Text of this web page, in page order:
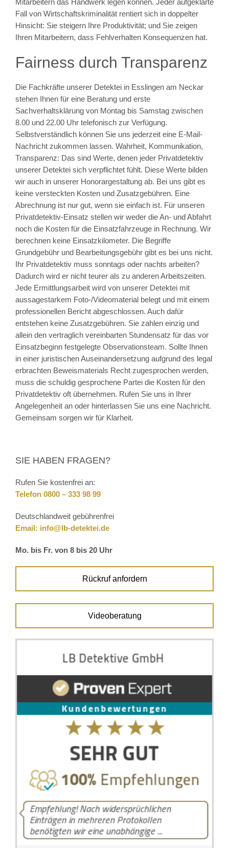
Fall von Wirtschaftskriminalität rentiert sich in doppelter
Hinsicht: Sie steigern Ihre Produktivität; und Sie zeigen
Ihren Mitarbeitern, dass Fehlverhalten Konsequenzen hat.
Fairness durch Transparenz
Die Fachkräfte unserer Detektei in Esslingen am Neckar
stehen Ihnen für eine Beratung und erste
Sachverhaltsklärung von Montag bis Samstag zwischen
8.00 und 22.00 Uhr telefonisch zur Verfügung.
Selbstverständlich können Sie uns jederzeit eine E-Mail-
Nachricht zukommen lassen. Wahrheit, Kommunikation,
Transparenz: Das sind Werte, denen jeder Privatdetektiv
unserer Detektei sich verpflichtet fühlt. Diese Werte bilden
wir auch in unserer Honorargestaltung ab. Bei uns gibt es
keine versteckten Kosten und Zusatzgebühren. Eine
Abrechnung ist nur gut, wenn sie einfach ist. Für unseren
Privatdetektiv-Einsatz stellen wir weder die An- und Abfahrt
noch die Kosten für die Einsatzfahrzeuge in Rechnung. Wir
berechnen keine Einsatzkilometer. Die Begriffe
Grundgebühr und Bearbeitungsgebühr gibt es bei uns nicht.
Ihr Privatdetektiv muss sonntags oder nachts arbeiten?
Dadurch wird er nicht teurer als zu anderen Arbeitszeiten.
Jede Ermittlungsarbeit wird von unserer Detektei mit
aussagestarkem Foto-/Videomaterial belegt und mit einem
professionellen Bericht abgeschlossen. Auch dafür
entstehen keine Zusatzgebühren. Sie zahlen einzig und
allein den vertraglich vereinbarten Stundensatz für das vor
Einsatzbeginn festgelegte Observationsteam. Sollte Ihnen
in einer juristischen Auseinandersetzung aufgrund des legal
erbrachten Beweismaterials Recht zugesprochen werden,
muss die schuldig gesprochene Partei die Kosten für den
Privatdetektiv oft übernehmen. Rufen Sie uns in Ihrer
Angelegenheit an oder hinterlassen Sie uns eine Nachricht.
Gemeinsam sorgen wir für Klarheit.
SIE HABEN FRAGEN?
Rufen Sie kostenfrei an:
Telefon 0800 – 333 98 99
Deutschlandweit gebührenfrei
Email: info@lb-detektei.de
Mo. bis Fr. von 8 bis 20 Uhr
Rückruf anfordern
Videoberatung